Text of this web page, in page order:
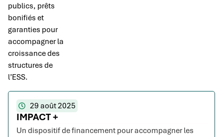
publics, prêts
bonifiés et
garanties pour
accompagner la
croissance des
structures de
l’ESS.
29 août 2025
IMPACT +
Un dispositif de financement pour accompagner les